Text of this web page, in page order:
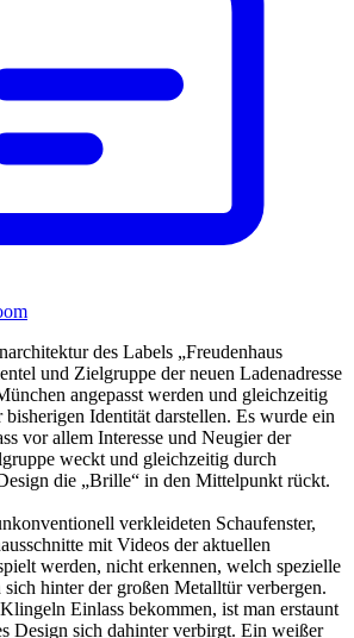
des Labels „Freudenhaus
und Zielgruppe der neuen Ladenadresse
angepasst werden und gleichzeitig
Identität darstellen. Es wurde ein
vor allem Interesse und Neugier der
weckt und gleichzeitig durch
die „Brille“ in den Mittelpunkt rückt.
verkleideten Schaufenster,
mit Videos der aktuellen
werden, nicht erkennen, welch spezielle
sich hinter der großen Metalltür verbergen.
Einlass bekommen, ist man erstaunt
Design sich dahinter verbirgt. Ein weißer